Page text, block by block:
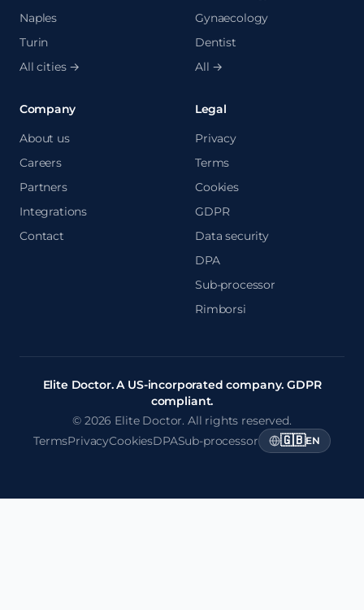
Naples
Turin
All cities →
Gynaecology
Dentist
All →
Company
About us
Careers
Partners
Integrations
Contact
Legal
Privacy
Terms
Cookies
GDPR
Data security
DPA
Sub-processor
Rimborsi
Elite Doctor. A US-incorporated company. GDPR
compliant.
© 2026 Elite Doctor. All rights reserved.
TermsPrivacyCookiesDPASub-processor 🇬🇧EN